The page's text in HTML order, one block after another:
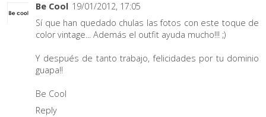
Be Cool 19/01/2012, 17:05
Sí que han quedado chulas las fotos con este toque de
color vintage... Además el outfit ayuda mucho!!! ;)
Y después de tanto trabajo, felicidades por tu dominio
guapa!!
Be Cool
Reply